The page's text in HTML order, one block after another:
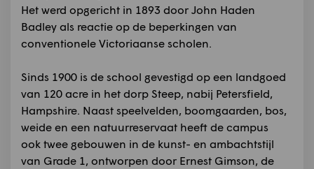
Het werd opgericht in 1893 door John Haden
Badley als reactie op de beperkingen van
conventionele Victoriaanse scholen.
Sinds 1900 is de school gevestigd op een landgoed
van 120 acre in het dorp Steep, nabij Petersfield,
Hampshire. Naast speelvelden, boomgaarden, bos,
weide en een natuurreservaat heeft de campus
ook twee gebouwen in de kunst- en ambachtstijl
van Grade 1, ontworpen door Ernest Gimson, de